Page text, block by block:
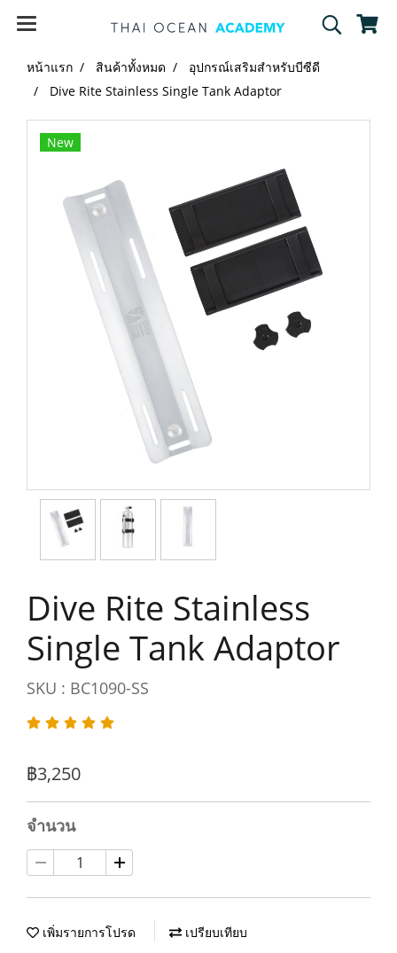
หน้าแรก สินค้าทั้งหมด
อุปกรณ์เสริมสำหรับบีซีดี
Dive Rite Stainless Single Tank Adaptor
New
Dive Rite Stainless
Single Tank Adaptor
SKU : BC1090-SS
฿3,250
จำนวน
เพิ่มรายการโปรด เปรียบเทียบ